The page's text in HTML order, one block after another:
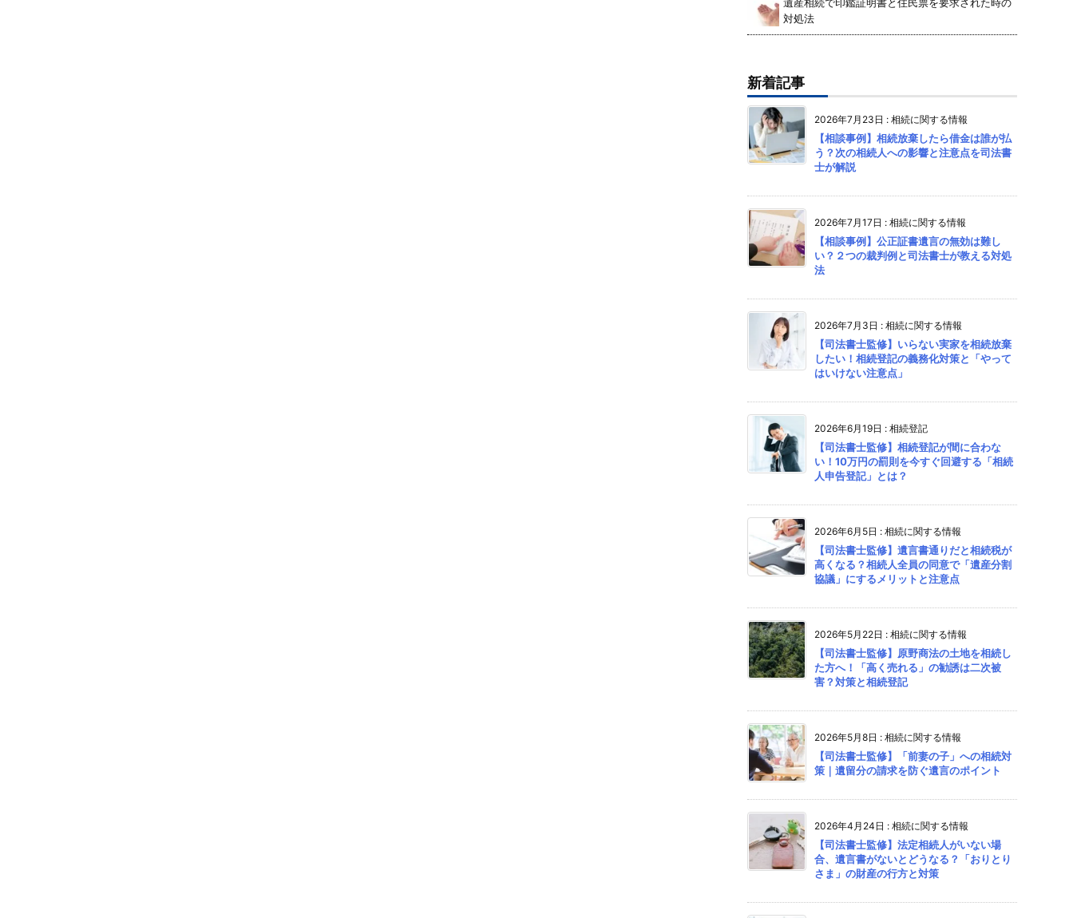
対処法
新着記事
2026年7月23日 : 相続に関する情報
【相談事例】相続放棄したら借金は誰が払
う？次の相続人への影響と注意点を司法書
士が解説
2026年7月17日 : 相続に関する情報
【相談事例】公正証書遺言の無効は難し
い？２つの裁判例と司法書士が教える対処
法
2026年7月3日 : 相続に関する情報
【司法書士監修】いらない実家を相続放棄
したい！相続登記の義務化対策と「やって
はいけない注意点」
2026年6月19日 : 相続登記
【司法書士監修】相続登記が間に合わな
い！10万円の罰則を今すぐ回避する「相続
人申告登記」とは？
2026年6月5日 : 相続に関する情報
【司法書士監修】遺言書通りだと相続税が
高くなる？相続人全員の同意で「遺産分割
協議」にするメリットと注意点
2026年5月22日 : 相続に関する情報
【司法書士監修】原野商法の土地を相続し
た方へ！「高く売れる」の勧誘は二次被
害？対策と相続登記
2026年5月8日 : 相続に関する情報
【司法書士監修】「前妻の子」への相続対
策｜遺留分の請求を防ぐ遺言のポイント
2026年4月24日 : 相続に関する情報
【司法書士監修】法定相続人がいない場
合、遺言書がないとどうなる？「おりとり
さま」の財産の行方と対策